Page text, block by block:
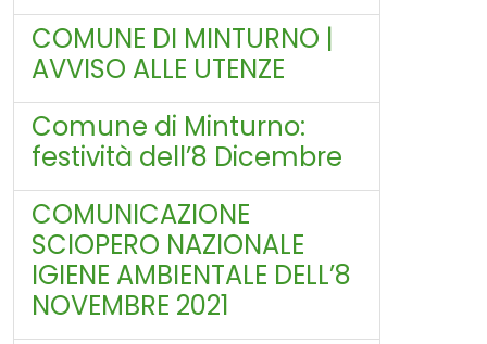
COMUNE DI MINTURNO |
AVVISO ALLE UTENZE
Comune di Minturno:
festività dell’8 Dicembre
COMUNICAZIONE
SCIOPERO NAZIONALE
IGIENE AMBIENTALE DELL’8
NOVEMBRE 2021